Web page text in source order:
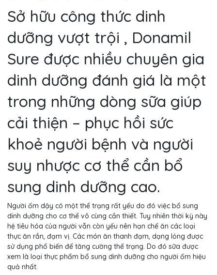
Sở hữu công thức dinh
dưỡng vượt trội , Donamil
Sure được nhiều chuyên gia
dinh dưỡng đánh giá là một
trong những dòng sữa giúp
cải thiện – phục hồi sức
khoẻ người bệnh và người
suy nhược cơ thể cần bổ
sung dinh dưỡng cao.
Người ốm dậy có một thể trạng rất yếu do đó việc bổ sung
dinh dưỡng cho cơ thể vô cùng cần thiết. Tuy nhiên thời kỳ này
hệ tiêu hóa của người vẫn còn yếu nên hạn chế ăn các loại
thực ăn rắn, đạm vị. Các món ăn thanh đạm, dạng lỏng được
sử dụng phổ biến để tăng cường thể trạng. Do đó sữa được
xem là loại thực phẩm bổ sung dinh dưỡng cho người ốm hiệu
quả nhất.